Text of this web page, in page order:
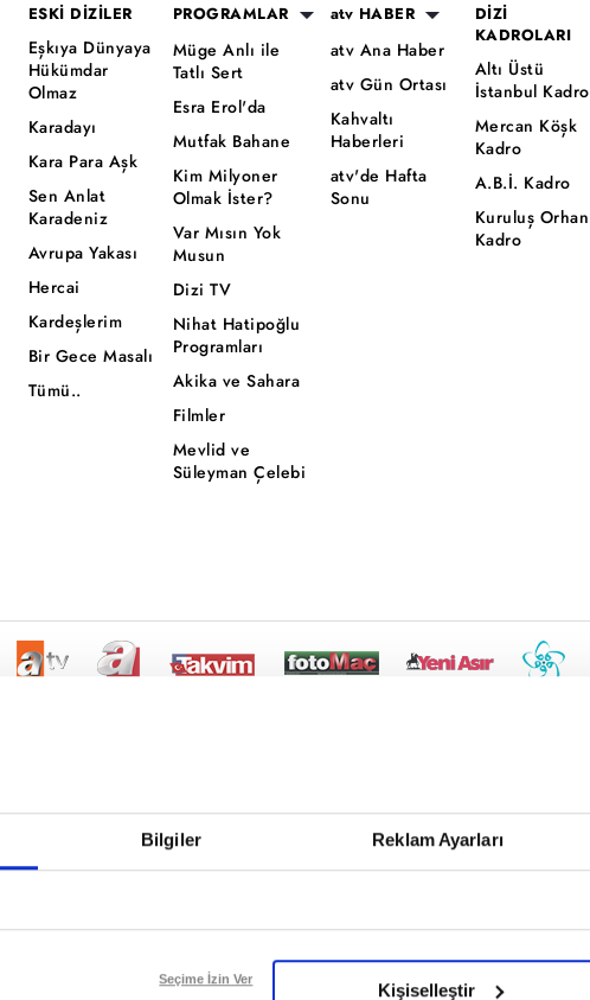
Bilgiler Reklam Ayarları
Seçime İzin Ver
Kişiselleştir
ESKİ DİZİLER
Eşkıya Dünyaya
Hükümdar
Olmaz
Karadayı
Kara Para Aşk
Sen Anlat
Karadeniz
Avrupa Yakası
Hercai
Kardeşlerim
Bir Gece Masalı
Tümü..
PROGRAMLAR
Müge Anlı ile
Tatlı Sert
Esra Erol'da
Mutfak Bahane
Kim Milyoner
Olmak İster?
Var Mısın Yok
Musun
Dizi TV
Nihat Hatipoğlu
Programları
Akika ve Sahara
Filmler
Mevlid ve
Süleyman Çelebi
atv HABER
atv Ana Haber
atv Gün Ortası
Kahvaltı
Haberleri
atv'de Hafta
Sonu
DİZİ
KADROLARI
Altı Üstü
İstanbul Kadro
Mercan Köşk
Kadro
A.B.İ. Kadro
Kuruluş Orhan
Kadro